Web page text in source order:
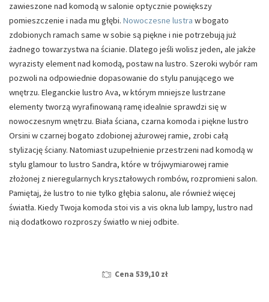
zawieszone nad komodą w salonie optycznie powiększy
pomieszczenie i nada mu głębi. Nowoczesne lustra w bogato
zdobionych ramach same w sobie są piękne i nie potrzebują już
żadnego towarzystwa na ścianie. Dlatego jeśli wolisz jeden, ale jakże
wyrazisty element nad komodą, postaw na lustro. Szeroki wybór ram
pozwoli na odpowiednie dopasowanie do stylu panującego we
wnętrzu. Eleganckie lustro Ava, w którym mniejsze lustrzane
elementy tworzą wyrafinowaną ramę idealnie sprawdzi się w
nowoczesnym wnętrzu. Biała ściana, czarna komoda i piękne lustro
Orsini w czarnej bogato zdobionej ażurowej ramie, zrobi całą
stylizację ściany. Natomiast uzupełnienie przestrzeni nad komodą w
stylu glamour to lustro Sandra, które w trójwymiarowej ramie
złożonej z nieregularnych kryształowych rombów, rozpromieni salon.
Pamiętaj, że lustro to nie tylko głębia salonu, ale również więcej
światła. Kiedy Twoja komoda stoi vis a vis okna lub lampy, lustro nad
nią dodatkowo rozproszy światło w niej odbite.
Cena 539,10 zł